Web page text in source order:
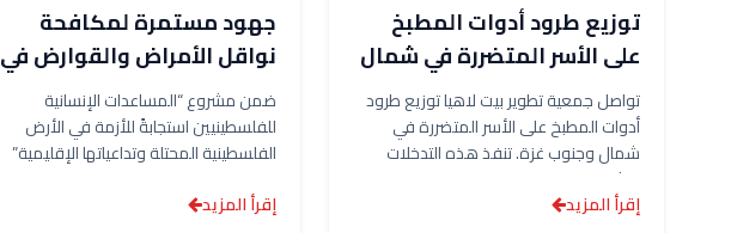
توزيع طرود أدوات المطبخ
على الأسر المتضررة في شمال
وجنوب غزة بالشراكة مع
(IOM)
تواصل جمعية تطوير بيت لاهيا توزيع طرود
أدوات المطبخ على الأسر المتضررة في
شمال وجنوب غزة. تنفذ هذه التدخلات
بالشراكة...
إقرأ المزيد
جهود مستمرة لمكافحة
نواقل الأمراض والقوارض في
مراكز الإيواء بالشراكة مع
(IOM)
ضمن مشروع “المساعدات الإنسانية
للفلسطينيين استجابةً للأزمة في الأرض
الفلسطينية المحتلة وتداعياتها الإقليمية”
حملاتها...
إقرأ المزيد